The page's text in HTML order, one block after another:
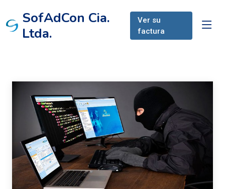
SofAdCon Cia.
Ltda.
Ver su
factura